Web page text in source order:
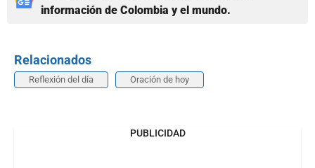
información de Colombia y el mundo.
Relacionados
Reflexión del día Oración de hoy
PUBLICIDAD